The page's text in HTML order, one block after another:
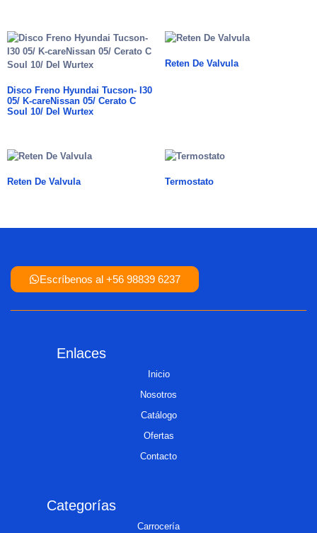
Disco Freno Hyundai Tucson- I30
05/ K-careNissan 05/ Cerato C
Soul 10/ Del Wurtex
Reten De Valvula
Reten De Valvula Termostato
Escríbenos al +56 98839 6237
Enlaces
Inicio
Nosotros
Catálogo
Ofertas
Contacto
Categorías
Carrocería